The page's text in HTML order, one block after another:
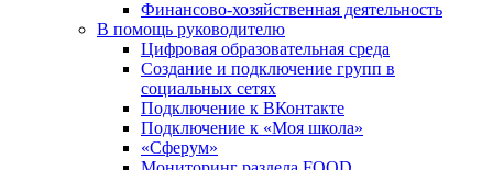
Финансово-хозяйственная деятельность
В помощь руководителю
Цифровая образовательная среда
Создание и подключение групп в
социальных сетях
Подключение к ВКонтакте
Подключение к «Моя школа»
«Сферум»